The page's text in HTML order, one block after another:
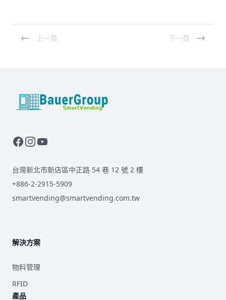
上一頁 下一頁
BauerGroup Tech
台灣新北市新店區中正路 54 巷 12 號 2 樓
+886-2-2915-5909
smartvending@smartvending.com.tw
解決方案
物料管理
RFID
產品